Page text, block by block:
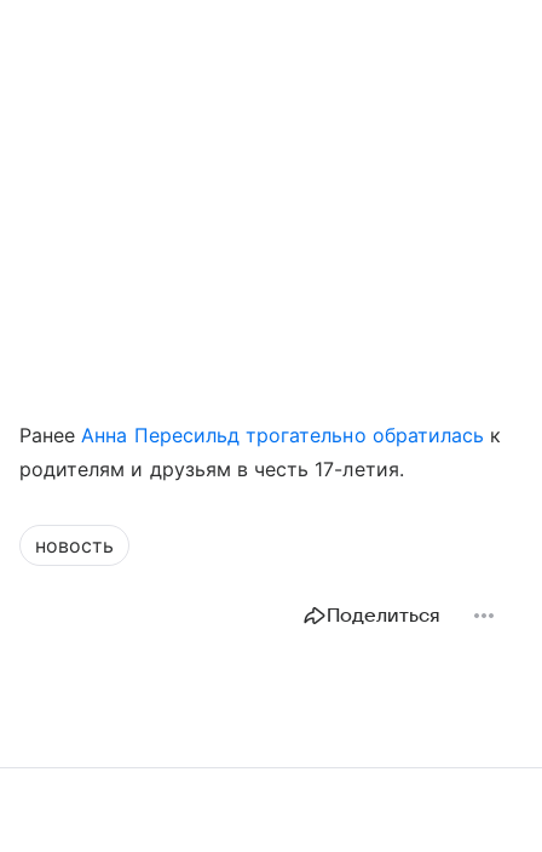
Ранее Анна Пересильд трогательно обратилась к
родителям и друзьям в честь 17-летия.
новость
Поделиться